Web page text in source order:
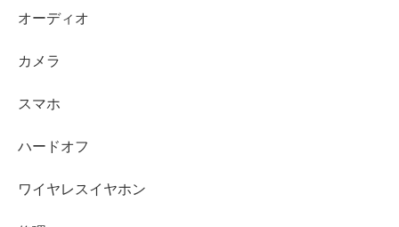
オーディオ
カメラ
スマホ
ハードオフ
ワイヤレスイヤホン